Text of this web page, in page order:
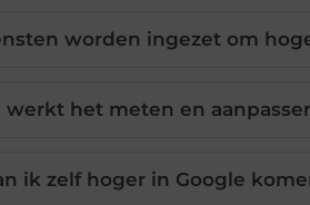
worden ingezet om
werkt het meten en
ik zelf hoger in Google